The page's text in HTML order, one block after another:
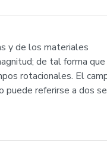
y de los materiales
de tal forma
rotacionales. El
puede referirse a dos